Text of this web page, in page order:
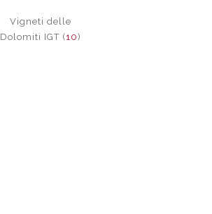
Vigneti delle
Dolomiti IGT (10)